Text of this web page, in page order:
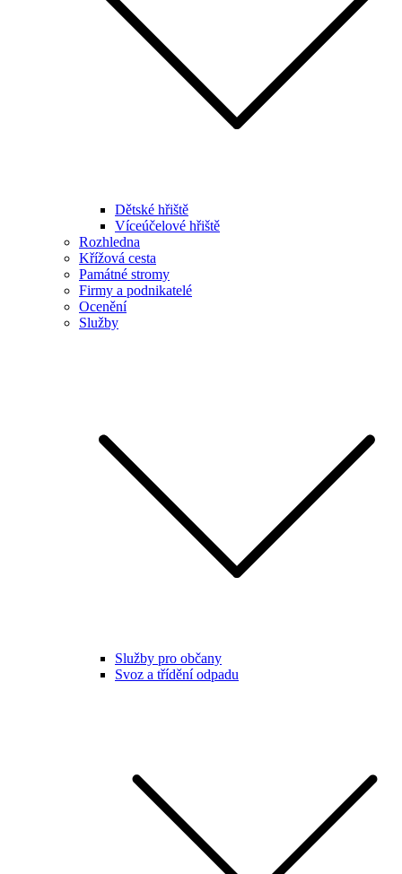
Dětské hřiště
Víceúčelové hřiště
Rozhledna
Křížová cesta
Památné stromy
Firmy a podnikatelé
Ocenění
Služby
Služby pro občany
Svoz a třídění odpadu